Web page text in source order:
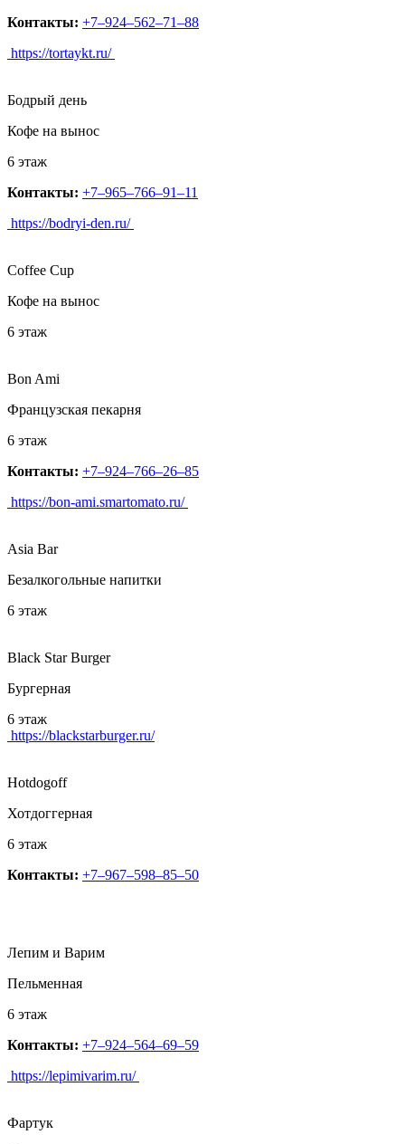
Контакты: +7‒924‒562‒71‒88
https://tortaykt.ru/
Бодрый день
Кофе на вынос
6 этаж
Контакты: +7‒965‒766‒91‒11
https://bodryi-den.ru/
Coffee Cup
Кофе на вынос
6 этаж
Bon Ami
Французская пекарня
6 этаж
Контакты: +7‒924‒766‒26‒85
https://bon-ami.smartomato.ru/
Asia Bar
Безалкогольные напитки
6 этаж
Black Star Burger
Бургерная
6 этаж
https://blackstarburger.ru/
Hotdogoff
Хотдоггерная
6 этаж
Контакты: +7‒967‒598‒85‒50
Лепим и Варим
Пельменная
6 этаж
Контакты: +7‒924‒564‒69‒59
https://lepimivarim.ru/
Фартук